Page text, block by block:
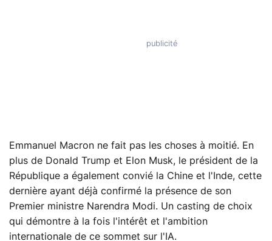
Emmanuel Macron ne fait pas les choses à moitié. En
plus de Donald Trump et Elon Musk, le président de la
République a également convié la Chine et l'Inde, cette
dernière ayant déjà confirmé la présence de son
Premier ministre Narendra Modi. Un casting de choix
qui démontre à la fois l'intérêt et l'ambition
internationale de ce sommet sur l'IA.